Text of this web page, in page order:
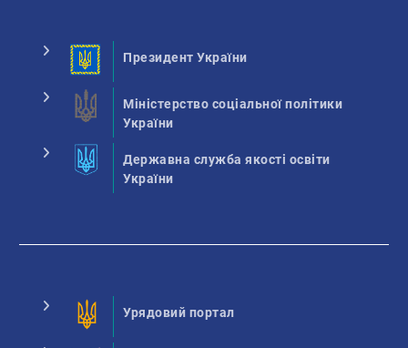
Президент України
Міністерство соціальної політики
України
Державна служба якості освіти
України
Урядовий портал